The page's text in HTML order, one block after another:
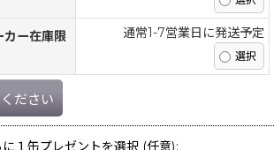
ー在庫限
通常1-7営業日に発送予定
ださい
１缶プレゼントを選択 (任意):